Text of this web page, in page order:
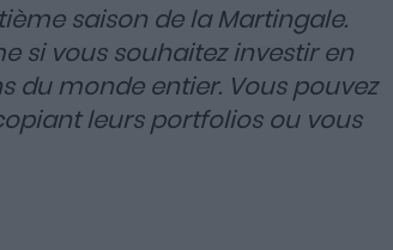
saison de la Martingale.
si vous souhaitez investir en
du monde entier. Vous pouvez
leurs portfolios ou vous